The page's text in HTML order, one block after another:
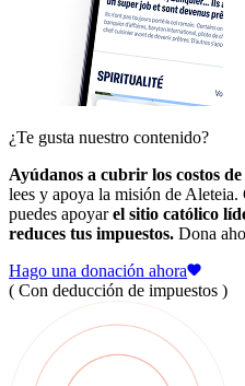
¿Te gusta nuestro contenido?
Ayúdanos a cubrir los costos
lees y apoya la misión de Aleteia.
puedes apoyarel sitio católico
reduces tus impuestos. Dona
Hago una donación ahora
( Con deducción de impuestos )